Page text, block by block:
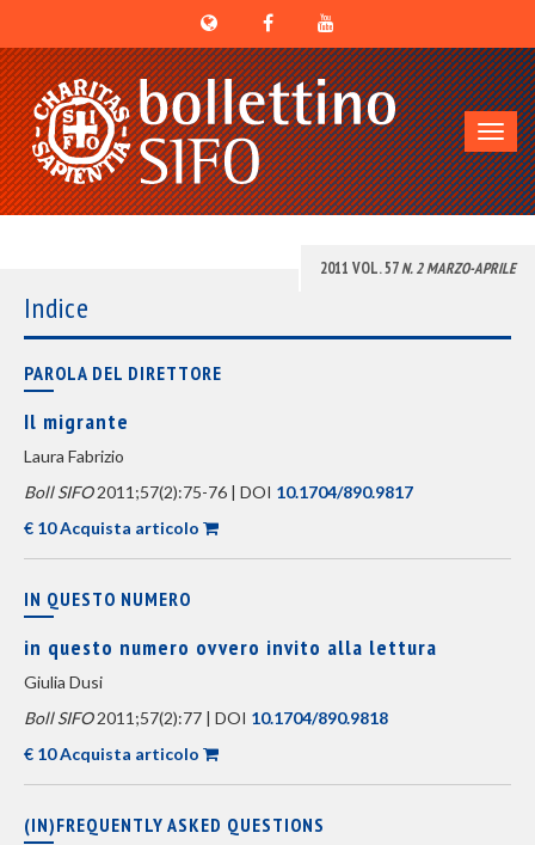
2011 VOL. 57N. 2 MARZO-APRILE
Indice
PAROLA DEL DIRETTORE
Il migrante
Laura Fabrizio
Boll SIFO2011;57(2):75-76 | DOI 10.1704/890.9817
€ 10 Acquista articolo
IN QUESTO NUMERO
in questo numero ovvero invito alla lettura
Giulia Dusi
Boll SIFO2011;57(2):77 | DOI 10.1704/890.9818
€ 10 Acquista articolo
(IN)FREQUENTLY ASKED QUESTIONS